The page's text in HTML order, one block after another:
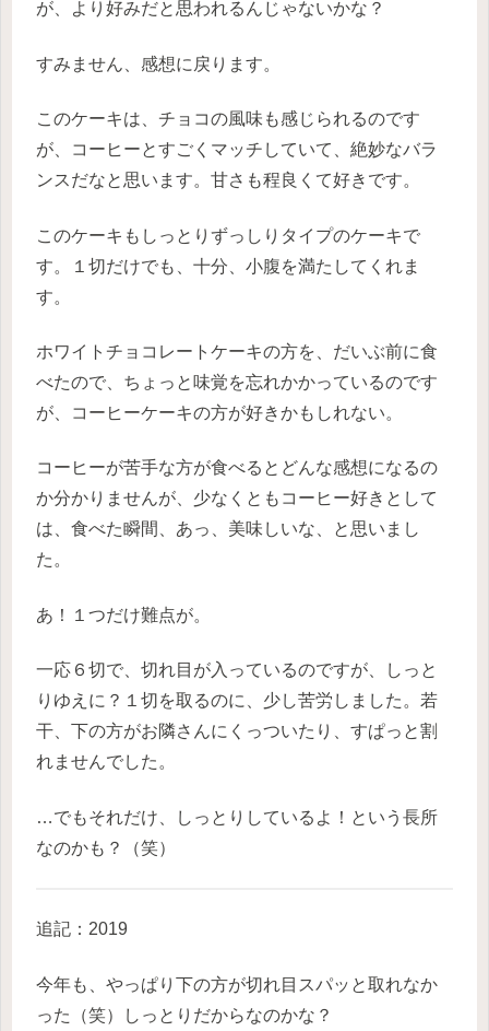
が、より好みだと思われるんじゃないかな？
すみません、感想に戻ります。
このケーキは、チョコの風味も感じられるのです
が、コーヒーとすごくマッチしていて、絶妙なバラ
ンスだなと思います。甘さも程良くて好きです。
このケーキもしっとりずっしりタイプのケーキで
す。１切だけでも、十分、小腹を満たしてくれま
す。
ホワイトチョコレートケーキの方を、だいぶ前に食
べたので、ちょっと味覚を忘れかかっているのです
が、コーヒーケーキの方が好きかもしれない。
コーヒーが苦手な方が食べるとどんな感想になるの
か分かりませんが、少なくともコーヒー好きとして
は、食べた瞬間、あっ、美味しいな、と思いまし
た。
あ！１つだけ難点が。
一応６切で、切れ目が入っているのですが、しっと
りゆえに？１切を取るのに、少し苦労しました。若
干、下の方がお隣さんにくっついたり、すぱっと割
れませんでした。
…でもそれだけ、しっとりしているよ！という長所
なのかも？（笑）
追記：2019
今年も、やっぱり下の方が切れ目スパッと取れなか
った（笑）しっとりだからなのかな？